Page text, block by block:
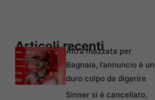
Articoli recenti
Altra mazzata per
Bagnaia, l’annuncio è un
duro colpo da digerire
Sinner si è cancellato,